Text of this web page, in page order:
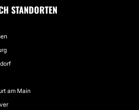
STANDORTEN
am Main